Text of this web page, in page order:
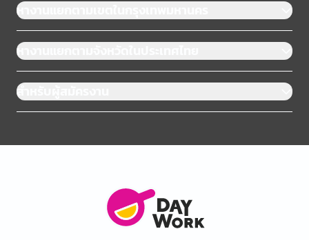
หางานแยกตามเขตในกรุงเทพมหานคร
หางานแยกตามจังหวัดในประเทศไทย
สำหรับผู้สมัครงาน